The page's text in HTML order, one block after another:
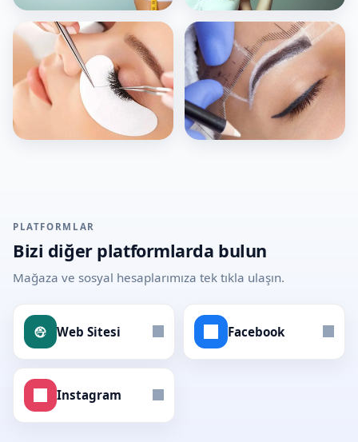
PLATFORMLAR
Bizi diğer platformlarda bulun
Mağaza ve sosyal hesaplarımıza tek tıkla ulaşın.
Web Sitesi Facebook
Instagram